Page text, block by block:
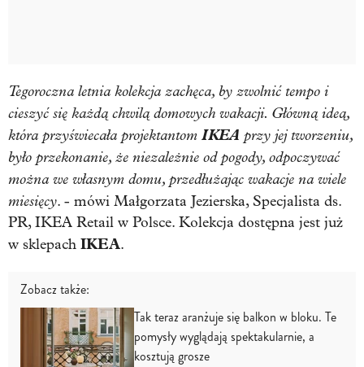
Tegoroczna letnia kolekcja zachęca, by zwolnić tempo i
cieszyć się każdą chwilą domowych wakacji. Główną ideą,
która przyświecała projektantom IKEA przy jej tworzeniu,
było przekonanie, że niezależnie od pogody, odpoczywać
można we własnym domu, przedłużając wakacje na wiele
miesięcy. - mówi Małgorzata Jezierska, Specjalista ds.
PR, IKEA Retail w Polsce. Kolekcja dostępna jest już
w sklepach IKEA.
Zobacz także:
Tak teraz aranżuje się balkon w bloku. Te
pomysły wyglądają spektakularnie, a
kosztują grosze